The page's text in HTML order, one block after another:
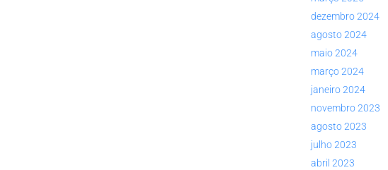
dezembro 2024
agosto 2024
maio 2024
março 2024
janeiro 2024
novembro 2023
agosto 2023
julho 2023
abril 2023